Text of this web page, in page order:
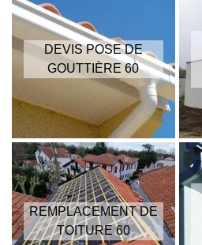
DEVIS POSE DE
GOUTTIÈRE 60
REMPLACEMENT DE
TOITURE 60